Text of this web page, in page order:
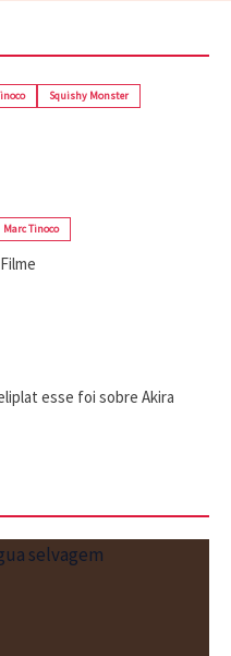
Squishy Monster
Marc Tinoco
esse foi sobre Akira